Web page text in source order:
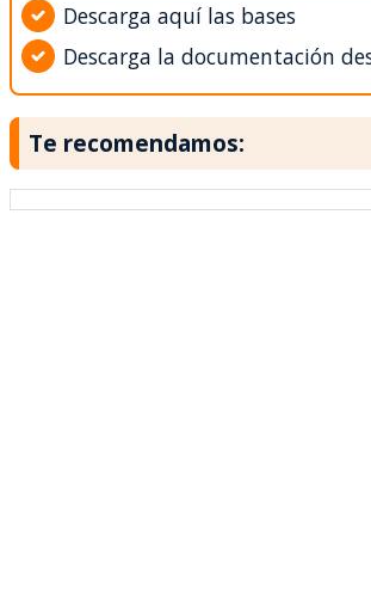
Descarga aquí las bases
Descarga la documentación
Te recomendamos: